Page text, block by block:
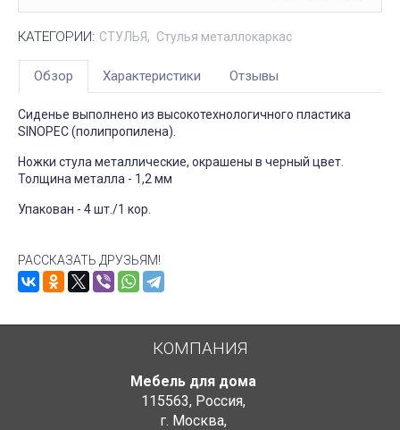
КАТЕГОРИИ: СТУЛЬЯ Стулья металлокаркас
Обзор Характеристики Отзывы
Сиденье выполнено из высокотехнологичного пластика
SINOPEC (полипропилена).
Ножки стула металлические, окрашены в черный цвет.
Толщина металла - 1,2 мм
Упакован - 4 шт./1 кор.
РАССКАЗАТЬ ДРУЗЬЯМ!
КОМПАНИЯ
Мебель для дома
115563, Россия,
г. Москва,